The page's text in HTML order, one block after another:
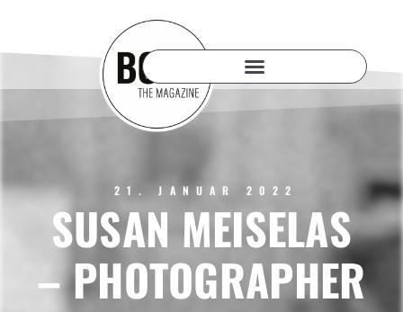
21. JANUAR 2022
SUSAN MEISELAS
– PHOTOGRAPHER